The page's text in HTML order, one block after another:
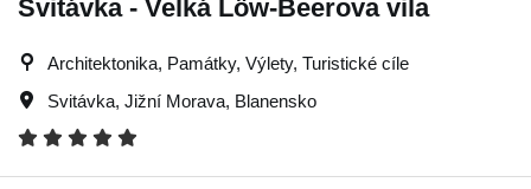
Svitávka - Velká Löw-Beerova vila
Architektonika, Památky, Výlety, Turistické cíle
Svitávka, Jižní Morava, Blanensko